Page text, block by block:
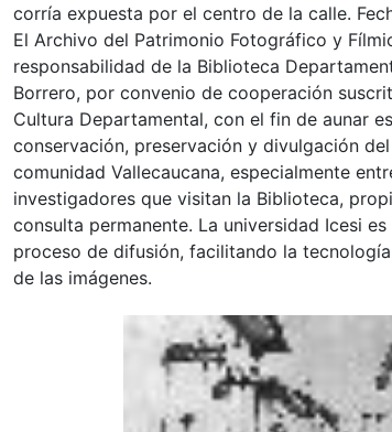
corría expuesta por el centro de la calle.
El Archivo del Patrimonio Fotográfico y
responsabilidad de la Biblioteca
Borrero, por convenio de cooperación
Cultura Departamental, con el fin de aunar
conservación, preservación y divulgación
comunidad Vallecaucana, especialmente
investigadores que visitan la Biblioteca,
consulta permanente. La universidad Icesi
proceso de difusión, facilitando la
de las imágenes.